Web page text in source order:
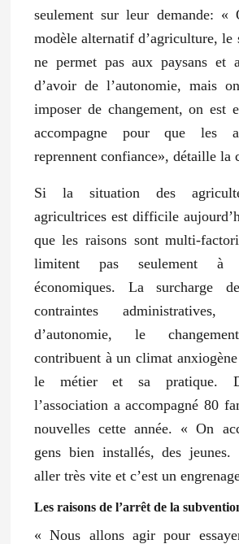
seulement sur leur demande: «
modèle alternatif d’agriculture, le
ne permet pas aux paysans et
d’avoir de l’autonomie, mais
imposer de changement, on est
accompagne pour que les
reprennent confiance», détaille la
Si la situation des
agricultrices est difficile
que les raisons sont multi-
limitent pas seulement à
économiques. La surcharge
contraintes
d’autonomie, le
contribuent à un climat
le métier et sa pratique.
l’association a accompagné 80
nouvelles cette année. « On
gens bien installés, des
aller très vite et c’est un
Les raisons de l’arrêt de la
« Nous allons agir pour